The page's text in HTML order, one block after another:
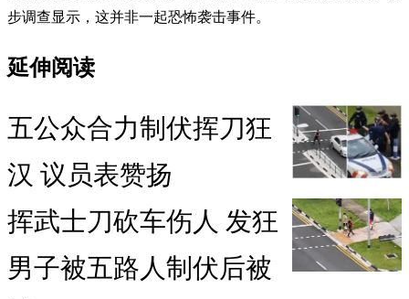
步调查显示，这并非一起恐怖袭击事件。
延伸阅读
五公众合力制伏挥刀狂
汉 议员表赞扬
挥武士刀砍车伤人 发狂
男子被五路人制伏后被